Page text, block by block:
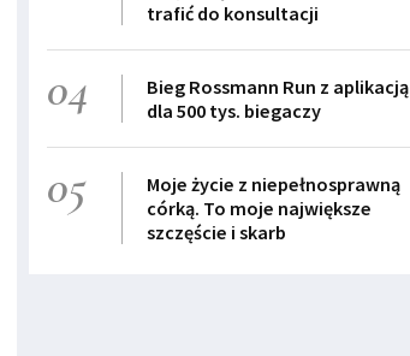
trafić do konsultacji
04
Bieg Rossmann Run z aplikacją
dla 500 tys. biegaczy
05
Moje życie z niepełnosprawną
córką. To moje największe
szczęście i skarb